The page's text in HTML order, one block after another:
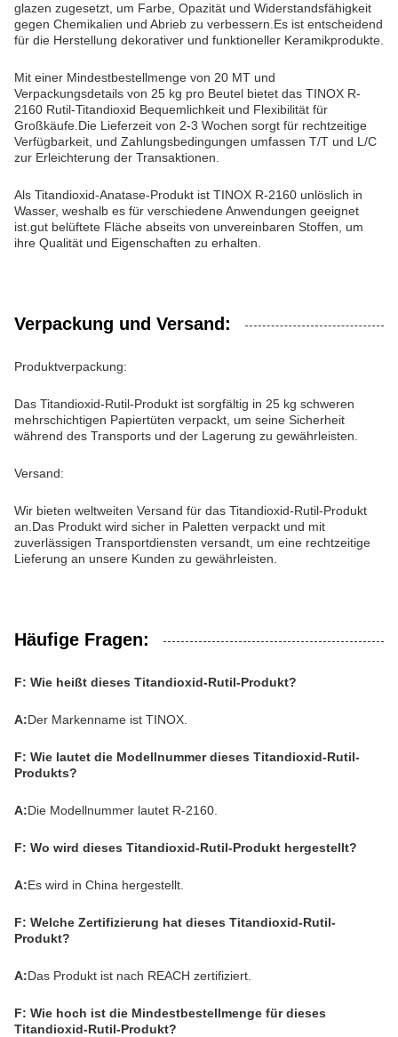
glazen zugesetzt, um Farbe, Opazität und Widerstandsfähigkeit
gegen Chemikalien und Abrieb zu verbessern.Es ist entscheidend
für die Herstellung dekorativer und funktioneller Keramikprodukte.
Mit einer Mindestbestellmenge von 20 MT und
Verpackungsdetails von 25 kg pro Beutel bietet das TINOX R-
2160 Rutil-Titandioxid Bequemlichkeit und Flexibilität für
Großkäufe.Die Lieferzeit von 2-3 Wochen sorgt für rechtzeitige
Verfügbarkeit, und Zahlungsbedingungen umfassen T/T und L/C
zur Erleichterung der Transaktionen.
Als Titandioxid-Anatase-Produkt ist TINOX R-2160 unlöslich in
Wasser, weshalb es für verschiedene Anwendungen geeignet
ist.gut belüftete Fläche abseits von unvereinbaren Stoffen, um
ihre Qualität und Eigenschaften zu erhalten.
Verpackung und Versand:
Produktverpackung:
Das Titandioxid-Rutil-Produkt ist sorgfältig in 25 kg schweren
mehrschichtigen Papiertüten verpackt, um seine Sicherheit
während des Transports und der Lagerung zu gewährleisten.
Versand:
Wir bieten weltweiten Versand für das Titandioxid-Rutil-Produkt
an.Das Produkt wird sicher in Paletten verpackt und mit
zuverlässigen Transportdiensten versandt, um eine rechtzeitige
Lieferung an unsere Kunden zu gewährleisten.
Häufige Fragen:
F: Wie heißt dieses Titandioxid-Rutil-Produkt?
A:Der Markenname ist TINOX.
F: Wie lautet die Modellnummer dieses Titandioxid-Rutil-
Produkts?
A:Die Modellnummer lautet R-2160.
F: Wo wird dieses Titandioxid-Rutil-Produkt hergestellt?
A:Es wird in China hergestellt.
F: Welche Zertifizierung hat dieses Titandioxid-Rutil-
Produkt?
A:Das Produkt ist nach REACH zertifiziert.
F: Wie hoch ist die Mindestbestellmenge für dieses
Titandioxid-Rutil-Produkt?